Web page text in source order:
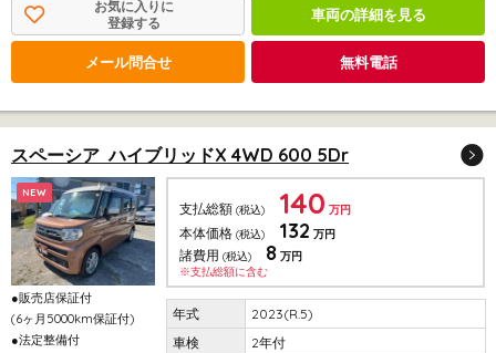
お気に入りに
登録する
車両の詳細を見る
メール問合せ 無料電話
スペーシア ハイブリッドX 4WD 600 5Dr
NEW
●販売店保証付
(6ヶ月5000km保証付)
●法定整備付
支払総額 (税込) 140 万円
本体価格 (税込) 132 万円
諸費用 (税込) 8 万円
※支払総額に含む
2023(R.5)
2年付